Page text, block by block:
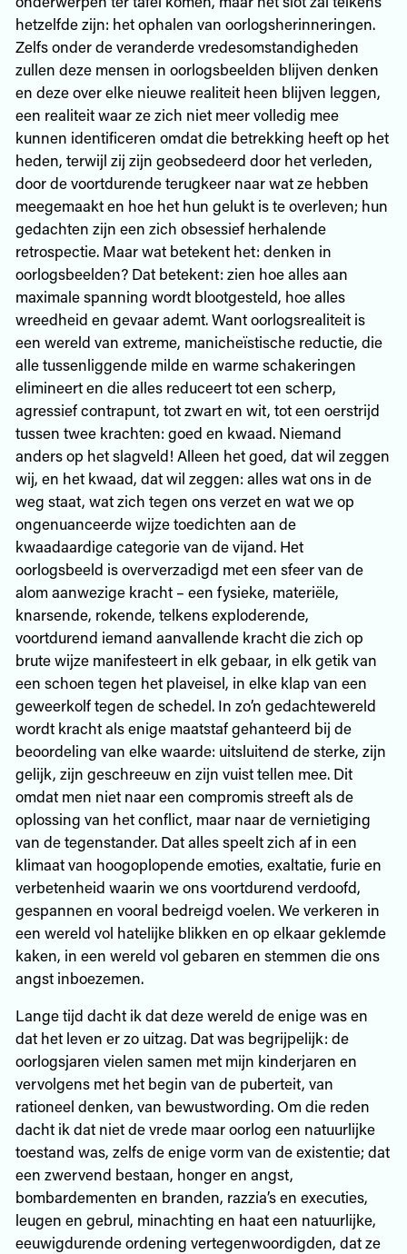
hetzelfde zijn: het ophalen van oorlogsherinneringen.
Zelfs onder de veranderde vredesomstandigheden
zullen deze mensen in oorlogsbeelden blijven denken
en deze over elke nieuwe realiteit heen blijven leggen,
een realiteit waar ze zich niet meer volledig mee
kunnen identificeren omdat die betrekking heeft op het
heden, terwijl zij zijn geobsedeerd door het verleden,
door de voortdurende terugkeer naar wat ze hebben
meegemaakt en hoe het hun gelukt is te overleven; hun
gedachten zijn een zich obsessief herhalende
retrospectie. Maar wat betekent het: denken in
oorlogsbeelden? Dat betekent: zien hoe alles aan
maximale spanning wordt blootgesteld, hoe alles
wreedheid en gevaar ademt. Want oorlogsrealiteit is
een wereld van extreme, manicheïstische reductie, die
alle tussenliggende milde en warme schakeringen
elimineert en die alles reduceert tot een scherp,
agressief contrapunt, tot zwart en wit, tot een oerstrijd
tussen twee krachten: goed en kwaad. Niemand
anders op het slagveld! Alleen het goed, dat wil zeggen
wij, en het kwaad, dat wil zeggen: alles wat ons in de
weg staat, wat zich tegen ons verzet en wat we op
ongenuanceerde wijze toedichten aan de
kwaadaardige categorie van de vijand. Het
oorlogsbeeld is oververzadigd met een sfeer van de
alom aanwezige kracht – een fysieke, materiële,
knarsende, rokende, telkens exploderende,
voortdurend iemand aanvallende kracht die zich op
brute wijze manifesteert in elk gebaar, in elk getik van
een schoen tegen het plaveisel, in elke klap van een
geweerkolf tegen de schedel. In zo’n gedachtewereld
wordt kracht als enige maatstaf gehanteerd bij de
beoordeling van elke waarde: uitsluitend de sterke, zijn
gelijk, zijn geschreeuw en zijn vuist tellen mee. Dit
omdat men niet naar een compromis streeft als de
oplossing van het conflict, maar naar de vernietiging
van de tegenstander. Dat alles speelt zich af in een
klimaat van hoogoplopende emoties, exaltatie, furie en
verbetenheid waarin we ons voortdurend verdoofd,
gespannen en vooral bedreigd voelen. We verkeren in
een wereld vol hatelijke blikken en op elkaar geklemde
kaken, in een wereld vol gebaren en stemmen die ons
angst inboezemen.
Lange tijd dacht ik dat deze wereld de enige was en
dat het leven er zo uitzag. Dat was begrijpelijk: de
oorlogsjaren vielen samen met mijn kinderjaren en
vervolgens met het begin van de puberteit, van
rationeel denken, van bewustwording. Om die reden
dacht ik dat niet de vrede maar oorlog een natuurlijke
toestand was, zelfs de enige vorm van de existentie; dat
een zwervend bestaan, honger en angst,
bombardementen en branden, razzia’s en executies,
leugen en gebrul, minachting en haat een natuurlijke,
eeuwigdurende ordening vertegenwoordigden, dat ze